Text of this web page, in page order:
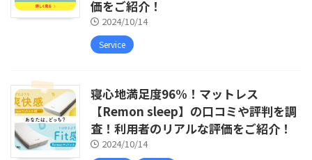
価をご紹介！
2024/10/14
Service
寝心地満足度96%！マットレス
【Remon sleep】の口コミや評判を調
査！利用者のリアルな評価をご紹介！
2024/10/14